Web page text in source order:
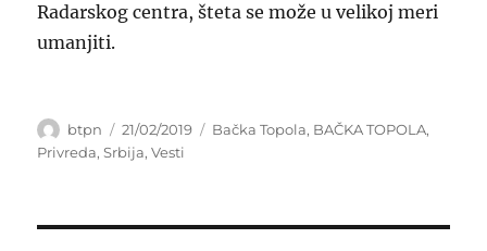
Radarskog centra, šteta se može u velikoj meri
umanjiti.
Author
btpn
Posted
on
21/02/2019 Categories
Bačka Topola, BAČKA TOPOLA,
Privreda,Srbija,Vesti